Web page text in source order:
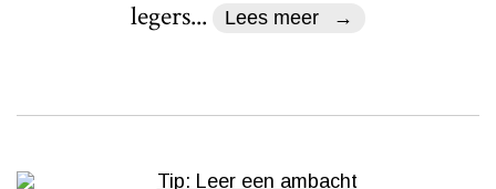
legers...
Lees meer